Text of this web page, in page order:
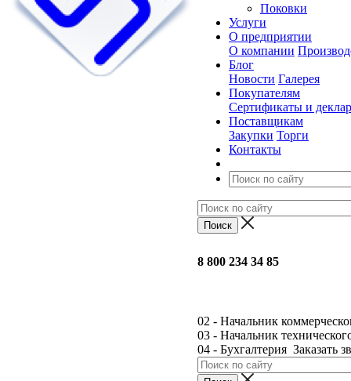
Поковки
Услуги
О предприятии
О компании
Блог
Новости Галерея
Покупателям
Сертификаты и
Поставщикам
Закупки Торги
Контакты
8 800 234 34 85
02 - Начальник
03 - Начальник
04 - Бухгалтерия Заказать